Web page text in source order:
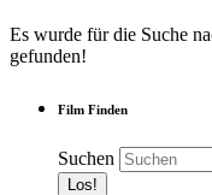
Es wurde für die Suche
gefunden!
Film Finden
Suchen